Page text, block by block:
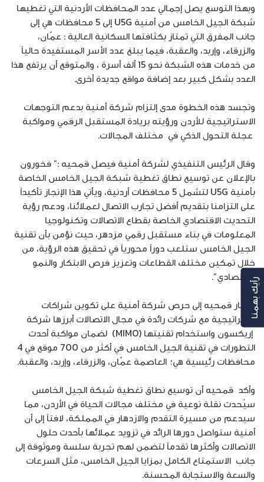
وبهذا التوسع يصل إجمالي عدد المحافظات الأردنية التي تغطيها
شبكة الجيل الخامس من أمنية U5G إلى 5 محافظات هي إلى
جانب المفرق التي تمتاز بكثافتها السكانية العالية : عمّان،
والزرقاء، وإربد، والعقبة، فيما يبلغ عدد الأسر المستفيدة حالياً
من خدمات هذه الشبكة نحو 15 ألف أسرة ، والمتوقع أن يرتفع هذا
العدد بشكل كبير بعد إضافة مواقع جديدة أخرى.
وتجسد هذه الخطوة مدى إلتزام شركة أمنية بدعم التوجهات
الاستراتيجية للأردن ورؤيته بريادة المستقبل الرقمي ومواكبة
عجلة التحول الذكي في مختلف المجالات.
وقال الرئيس التنفيذي لشركة أمنية فيصل قمحيه :” فخورون
بالإعلان عن توسيع نطاق تغطية شبكة الجيل الخامس الخاصة
بأمنية U5G لتشمل 5 محافظات أردنية، ويأتي هذا الإنجاز تأكيداً
على التزامنا بتقديم أفضل تجارب الاتصال لعملائنا، ودعم رؤية
التحديث الاقتصادي الخاصة بقطاع الاتصالات وتكنولوجيا
المعلومات في بناء مستقبل رقمي مزدهر، حيث نؤمن بأن تقنية
الجيل الخامس ستلعب دوراً محورياً في تحقيق هذه الرؤية، من
خلال تمكين مختلف القطاعات وتعزيز فرص الابتكار والنمو
الاقتصادي”.
وأشار قمحيه إلى حرص شركة أمنية على تكوين شراكات
استراتيجية مع شركات رائدة في مجال الاتصالات أبرزها شركة
إريكسون واستخدام تقنيتها (MIMO) لضمان مواكبة أحدث
التطورات في تقنية الجيل الخامس في أكثر من 700 موقع في 4
محافظات رئيسية هي؛ العاصمة عمّان، والزرقاء، وإربد، والعقبة.
وأكد قمحيه أن توسيع نطاق تغطية شبكة الجيل الخامس
سيُحدث نقلة نوعية في مختلف مجالات الحياة في الأردن، مما
سيدعم من مسيرة التقدم والازدهار في المملكة، لافتاً إلى أن
أمنية ستواصل دورها الرائد في تزويد عملائها بأحدث حلول
الاتصالات وأكثرها تقدماً لتضمن لهم تجربة سلسة وموثوقة إلى
جانب الاستمتاع الكامل بمزايا الجيل الخامس، مثل السرعات
والسعة والاستجابة المحسنة.
رأيك بهمنا